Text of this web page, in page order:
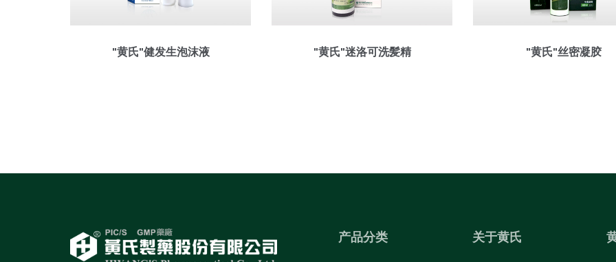
"黄氏"健发生泡沫液 "黄氏"迷洛可洗髪精 "黄氏"丝密凝胶
产品分类 关于黄氏